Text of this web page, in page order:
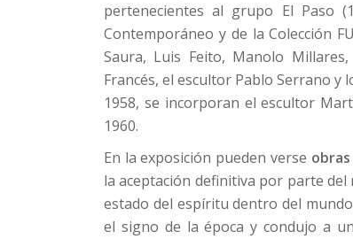
pertenecientes al grupo El Paso
Contemporáneo y de la Colección
Saura, Luis Feito, Manolo
Francés, el escultor Pablo Serrano y
1958, se incorporan el escultor
1960.
En la exposición pueden verse
la aceptación definitiva por parte
estado del espíritu dentro del
el signo de la época y condujo a